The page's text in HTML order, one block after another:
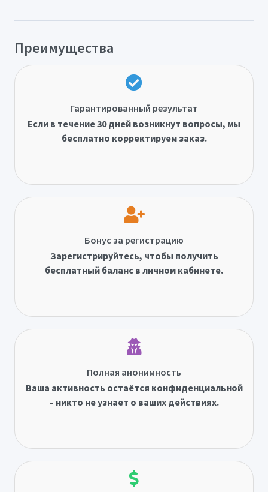
Преимущества
Гарантированный результат
Если в течение 30 дней возникнут вопросы, мы
бесплатно корректируем заказ.
Бонус за регистрацию
Зарегистрируйтесь, чтобы получить
бесплатный баланс в личном кабинете.
Полная анонимность
Ваша активность остаётся конфиденциальной
– никто не узнает о ваших действиях.